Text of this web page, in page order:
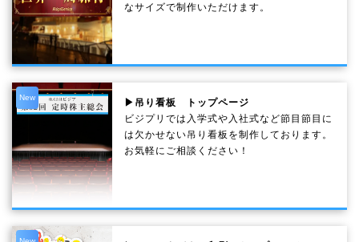
なサイズで制作いただけます。
New
▶吊り看板 トップページ
ビジプリでは入学式や入社式など節目節目に
は欠かせない吊り看板を制作しております。
お気軽にご相談ください！